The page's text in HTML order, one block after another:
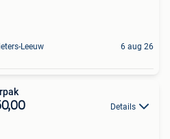
Leeuw 6 aug 26
Details